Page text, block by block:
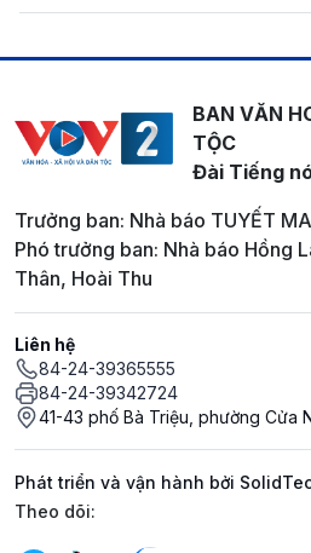
BAN VĂN
TỘC
Đài Tiếng
Trưởng ban: Nhà báo TUYẾT
Phó trưởng ban: Nhà báo Hồng
Thân, Hoài Thu
Liên hệ
84-24-39365555
84-24-39342724
41-43 phố Bà Triệu, phường Cửa
Phát triển và vận hành bởi
Mạng xã hội
Theo dõi: